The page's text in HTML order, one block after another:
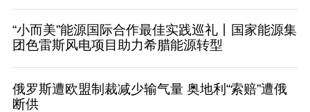
“小而美”能源国际合作最佳实践巡礼丨国家能源集
团色雷斯风电项目助力希腊能源转型
俄罗斯遭欧盟制裁减少输气量 奥地利“索赔”遭俄
断供